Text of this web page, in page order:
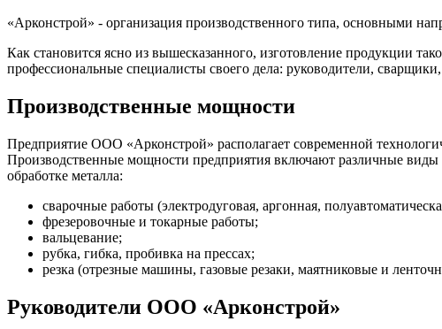
«Арконстрой» - организация производственного типа, основными
Как становится ясно из вышесказанного, изготовление продукции
профессиональные специалисты своего дела: руководители,
Производственные мощности
Предприятие ООО «Арконстрой» располагает современной
Производственные мощности предприятия включают различные
обработке металла:
сварочные работы (электродуговая, аргонная,
фрезеровочные и токарные работы;
вальцевание;
рубка, гибка, пробивка на прессах;
резка (отрезные машины, газовые резаки, маятниковые и
Руководители ООО «Арконстрой»